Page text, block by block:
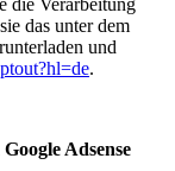
das unter dem
und
.
Adsense